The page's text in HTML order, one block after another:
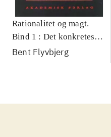
Rationalitet og magt.
Bind 1 : Det konkretes
videnskab
Bent Flyvbjerg